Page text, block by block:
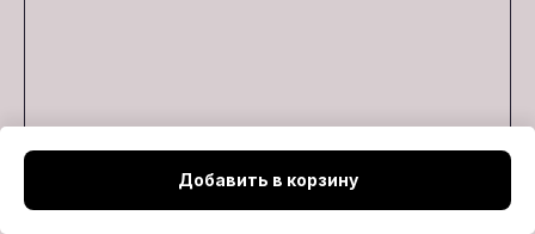
Добавить в корзину